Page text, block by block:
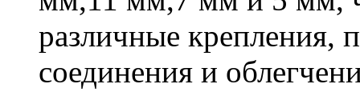
различные
соединения и